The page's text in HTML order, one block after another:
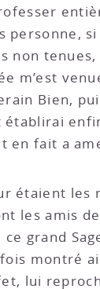
si
non
m’est
Bien,
fait a
étaient les
les amis
grand
montré
lui